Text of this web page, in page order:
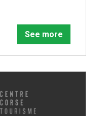
See more